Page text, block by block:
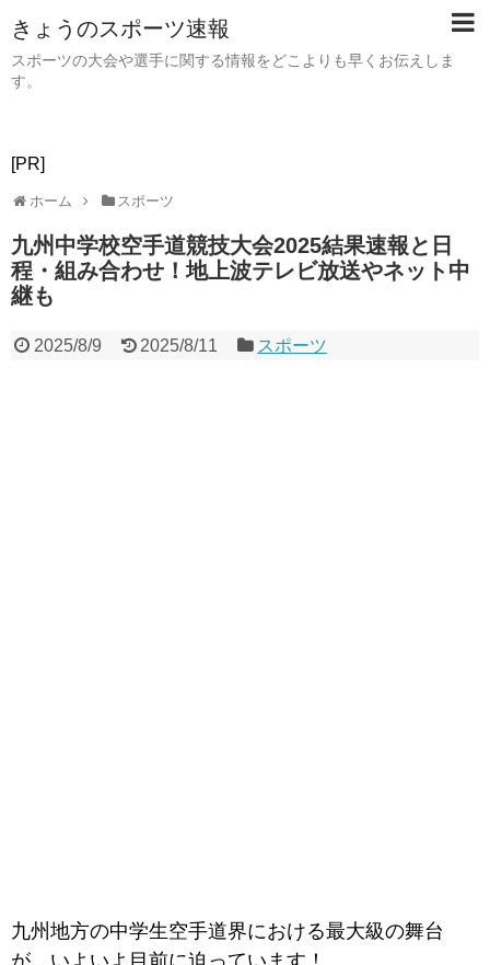
きょうのスポーツ速報
スポーツの大会や選手に関する情報をどこよりも早くお伝えしま
す。
[PR]
ホーム スポーツ
九州中学校空手道競技大会2025結果速報と日
程・組み合わせ！地上波テレビ放送やネット中
継も
2025/8/9 2025/8/11 スポーツ
九州地方の中学生空手道界における最大級の舞台
が、いよいよ目前に迫っています！